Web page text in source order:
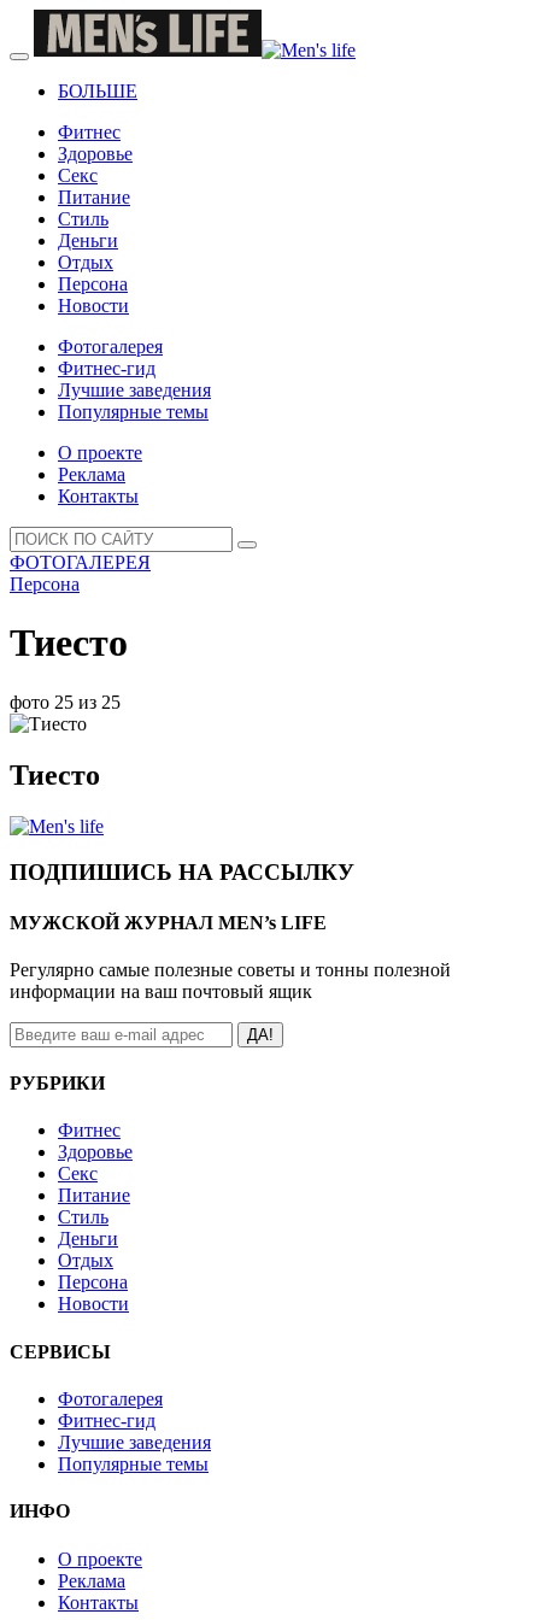
БОЛЬШЕ
Фитнес
Здоровье
Секс
Питание
Стиль
Деньги
Отдых
Персона
Новости
Фотогалерея
Фитнес-гид
Лучшие заведения
Популярные темы
О проекте
Реклама
Контакты
ФОТОГАЛЕРЕЯ
Персона
Тиесто
фото 25 из 25
Тиесто
ПОДПИШИСЬ НА РАССЫЛКУ
МУЖСКОЙ ЖУРНАЛ MEN’s LIFE
Регулярно самые полезные советы и тонны полезной
информации на ваш почтовый ящик
ДА!
РУБРИКИ
Фитнес
Здоровье
Секс
Питание
Стиль
Деньги
Отдых
Персона
Новости
СЕРВИСЫ
Фотогалерея
Фитнес-гид
Лучшие заведения
Популярные темы
ИНФО
О проекте
Реклама
Контакты